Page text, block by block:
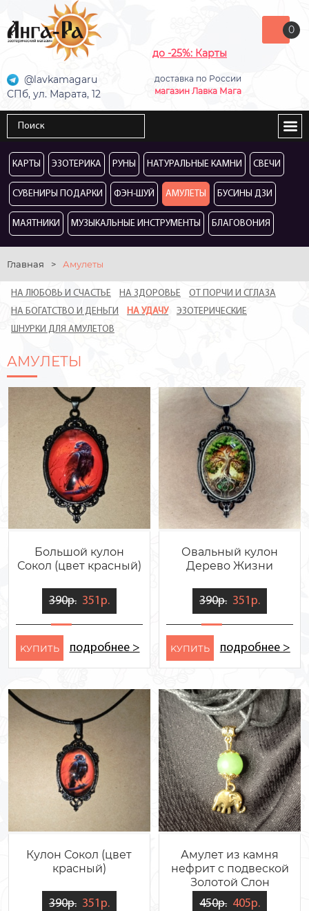
до -25%: Карты
доставка по России
магазин Лавка Мага
@lavkamagaru
СПб, ул. Марата, 12
0
КАРТЫ ЭЗОТЕРИКА РУНЫ НАТУРАЛЬНЫЕ КАМНИ СВЕЧИ
СУВЕНИРЫ ПОДАРКИ ФЭН-ШУЙ АМУЛЕТЫ БУСИНЫ ДЗИ
МАЯТНИКИ МУЗЫКАЛЬНЫЕ ИНСТРУМЕНТЫ БЛАГОВОНИЯ
Главная > Амулеты
НА ЛЮБОВЬ И СЧАСТЬЕ НА ЗДОРОВЬЕ
ОТ ПОРЧИ И СГЛАЗА
НА БОГАТСТВО И ДЕНЬГИ
НА УДАЧУ
ЭЗОТЕРИЧЕСКИЕ
ШНУРКИ ДЛЯ АМУЛЕТОВ
АМУЛЕТЫ
Большой кулон
Сокол (цвет красный)
390р. 351р.
KУПИТЬ подробнее >
Овальный кулон
Дерево Жизни
390р. 351р.
KУПИТЬ подробнее >
Кулон Сокол (цвет
красный)
390р. 351р.
Амулет из камня
нефрит с подвеской
Золотой Слон
450р. 405р.